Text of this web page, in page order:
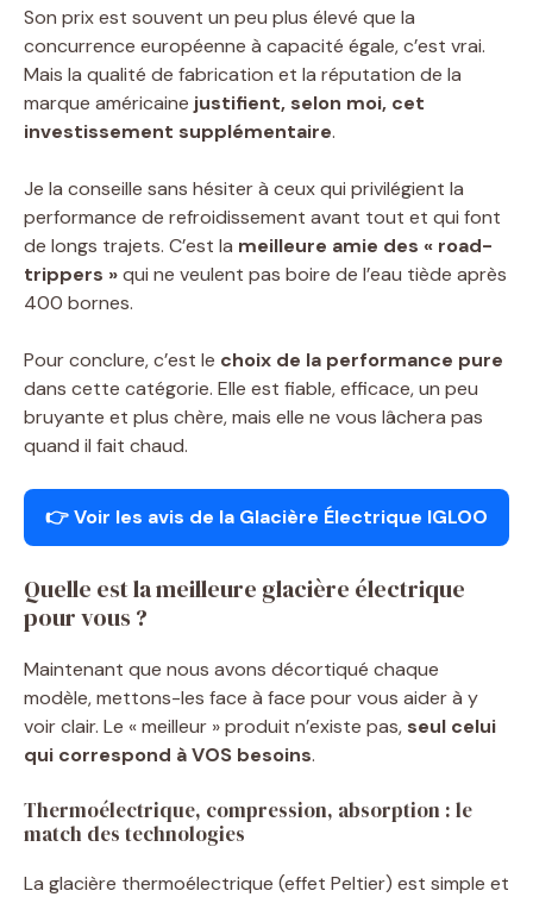
Son prix est souvent un peu plus élevé que la
concurrence européenne à capacité égale, c’est vrai.
Mais la qualité de fabrication et la réputation de la
marque américaine justifient, selon moi, cet
investissement supplémentaire.
Je la conseille sans hésiter à ceux qui privilégient la
performance de refroidissement avant tout et qui font
de longs trajets. C’est la meilleure amie des « road-
trippers »qui ne veulent pas boire de l’eau tiède après
400 bornes.
Pour conclure, c’est le choix de la performance pure
dans cette catégorie. Elle est fiable, efficace, un peu
bruyante et plus chère, mais elle ne vous lâchera pas
quand il fait chaud.
👉Voir les avis de la Glacière Électrique IGLOO
Quelle est la meilleure glacière électrique
pour vous ?
Maintenant que nous avons décortiqué chaque
modèle, mettons-les face à face pour vous aider à y
voir clair. Le « meilleur » produit n’existe pas, seul celui
qui correspond à VOS besoins.
Thermoélectrique, compression, absorption : le
match des technologies
La glacière thermoélectrique (effet Peltier) est simple et